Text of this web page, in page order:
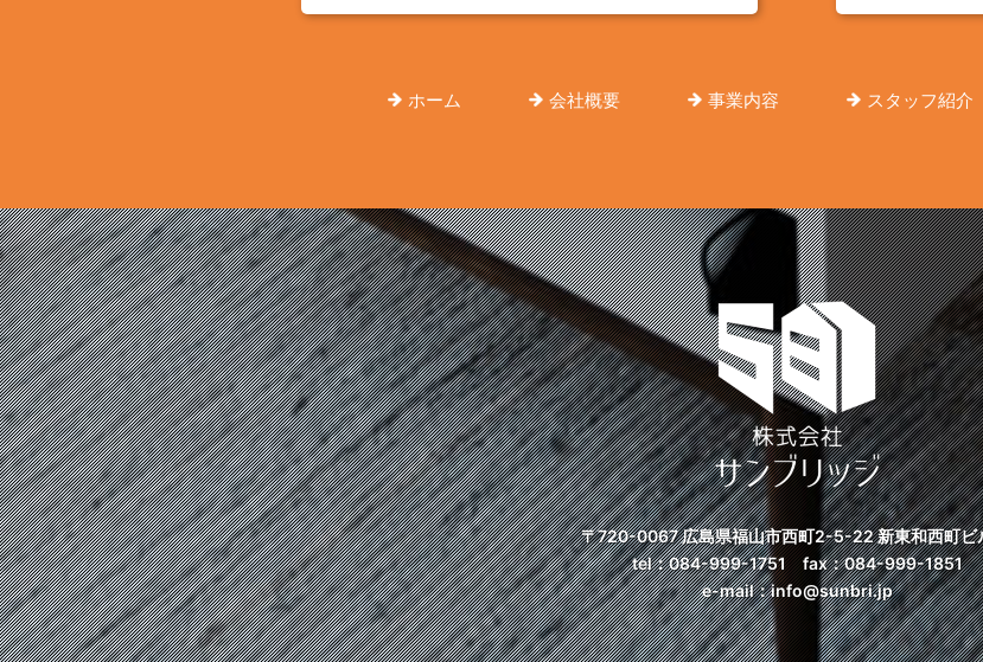
ホーム 会社概要 事業内容 スタッフ紹介
〒720-0067 広島県福山市西町2-5-22新東和西町ビ
tel：084-999-1751fax：084-999-1851
e-mail：info@sunbri.jp